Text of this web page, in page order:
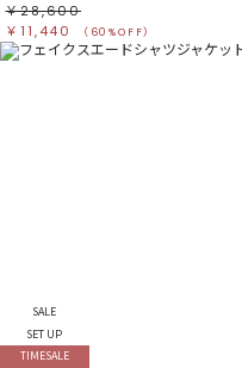
￥28,600
￥11,440
（60%OFF）
SALE
SET UP
TIMESALE